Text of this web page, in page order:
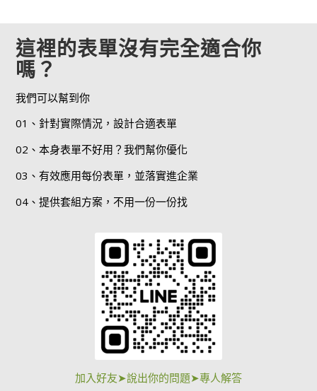
這裡的表單沒有完全適合你
嗎？
我們可以幫到你
01、針對實際情況，設計合適表單
02、本身表單不好用？我們幫你優化
03、有效應用每份表單，並落實進企業
04、提供套組方案，不用一份一份找
加入好友➤說出你的問題➤專人解答